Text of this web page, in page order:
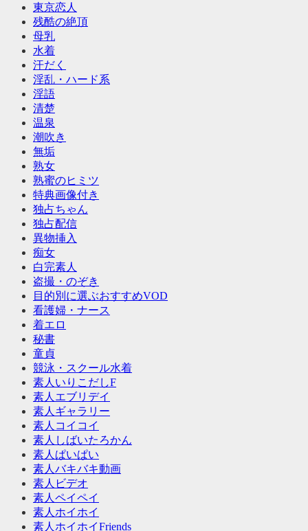
東京恋人
残酷の絶頂
母乳
水着
汗だく
淫乱・ハード系
淫語
清楚
温泉
潮吹き
無垢
熟女
熟蜜のヒミツ
特典画像付き
独占ちゃん
独占配信
異物挿入
痴女
白完素人
盗撮・のぞき
目的別に選ぶおすすめVOD
看護婦・ナース
着エロ
秘書
童貞
競泳・スクール水着
素人いりこだしF
素人エブリデイ
素人ギャラリー
素人コイコイ
素人しばいたろかん
素人ぱいぱい
素人バキバキ動画
素人ビデオ
素人ペイペイ
素人ホイホイ
素人ホイホイFriends